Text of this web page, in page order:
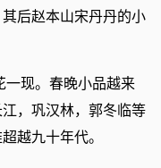
后赵本山宋丹丹的小
一现。春晚小品越来
，巩汉林，郭冬临等
越九十年代。